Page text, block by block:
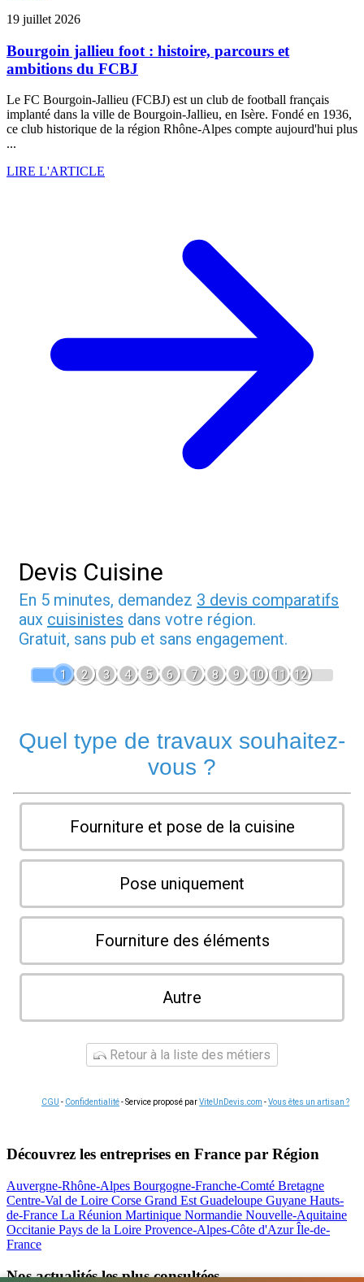
19 juillet 2026
Bourgoin jallieu foot : histoire, parcours et
ambitions du FCBJ
Le FC Bourgoin-Jallieu (FCBJ) est un club de football français
implanté dans la ville de Bourgoin-Jallieu, en Isère. Fondé en 1936,
ce club historique de la région Rhône-Alpes compte aujourd'hui plus
...
LIRE L'ARTICLE
Devis Cuisine
En 5 minutes, demandez 3 devis comparatifs
aux cuisinistes dans votre région.
Gratuit, sans pub et sans engagement.
1 2 3 4 5 6 7 8 9 10 11 12
Quel type de travaux souhaitez-
vous ?
Fourniture et pose de la cuisine
Pose uniquement
Fourniture des éléments
Autre
Retour à la liste des métiers
CGU - Confidentialité- Service proposé parViteUnDevis.com -Vous êtes un artisan ?
Découvrez les entreprises en France par Région
Auvergne-Rhône-Alpes Bourgogne-Franche-Comté Bretagne
Centre-Val de Loire Corse Grand Est Guadeloupe Guyane Hauts-
de-France La Réunion Martinique Normandie Nouvelle-Aquitaine
Occitanie Pays de la Loire Provence-Alpes-Côte d'AzurÎle-de-
France
Nos actualités les plus consultées